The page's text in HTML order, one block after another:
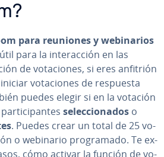
para reuniones y we­bi­na­rios
para la in­ter­ac­ción en las
de vo­ta­cio­nes, si eres anfitrión
vo­ta­cio­nes de respuesta
puedes elegir si en la votación
se­le­c­cio­na­dos o
. Puedes crear un total de 25 vo­
o webinario pro­gra­ma­do. Te ex­
cómo activar la función de vo­